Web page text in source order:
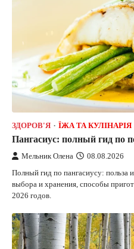
ЗДОРОВ'Я ЇЖА ТА КУЛІНАРІЯ
Пангасиус: полный гид по
Мельник Олена 08.08.2026
Полный гид по пангасиусу: польза
выбора и хранения, способы
2026 годов.